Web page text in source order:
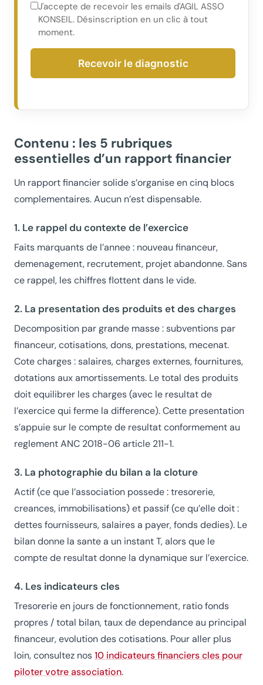
J'accepte de recevoir les emails d'AGIL ASSO
KONSEIL. Désinscription en un clic à tout
moment.
Recevoir le diagnostic
Contenu : les 5 rubriques
essentielles d’un rapport financier
Un rapport financier solide s’organise en cinq blocs
complementaires. Aucun n’est dispensable.
1. Le rappel du contexte de l’exercice
Faits marquants de l’annee : nouveau financeur,
demenagement, recrutement, projet abandonne. Sans
ce rappel, les chiffres flottent dans le vide.
2. La presentation des produits et des charges
Decomposition par grande masse : subventions par
financeur, cotisations, dons, prestations, mecenat.
Cote charges : salaires, charges externes, fournitures,
dotations aux amortissements. Le total des produits
doit equilibrer les charges (avec le resultat de
l’exercice qui ferme la difference). Cette presentation
s’appuie sur le compte de resultat conformement au
reglement ANC 2018-06 article 211-1.
3. La photographie du bilan a la cloture
Actif (ce que l’association possede : tresorerie,
creances, immobilisations) et passif (ce qu’elle doit :
dettes fournisseurs, salaires a payer, fonds dedies). Le
bilan donne la sante a un instant T, alors que le
compte de resultat donne la dynamique sur l’exercice.
4. Les indicateurs cles
Tresorerie en jours de fonctionnement, ratio fonds
propres / total bilan, taux de dependance au principal
financeur, evolution des cotisations. Pour aller plus
loin, consultez nos10 indicateurs financiers cles pour
piloter votre association.